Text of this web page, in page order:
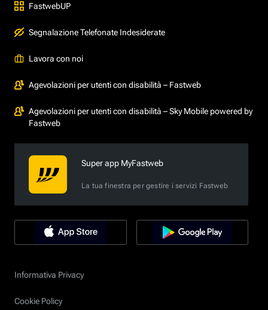
FastwebUP
Segnalazione Telefonate Indesiderate
Lavora con noi
Agevolazioni per utenti con disabilità – Fastweb
Agevolazioni per utenti con disabilità – Sky Mobile powered by
Fastweb
Super app MyFastweb
La tua finestra per gestire i servizi Fastweb
Informativa Privacy
Cookie Policy